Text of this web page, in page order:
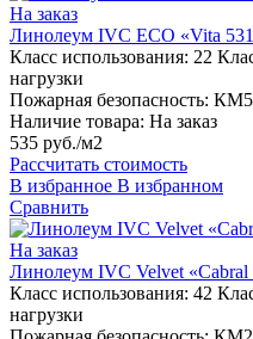
На заказ
Линолеум IVC ECO «Vita
Класс использования: 22
нагрузки
Пожарная безопасность: КМ5
Наличие товара: На заказ
535 руб./м2
Рассчитать стоимость
В избранное В избранном
Сравнить
На заказ
Линолеум IVC Velvet «Cabral
Класс использования: 42
нагрузки